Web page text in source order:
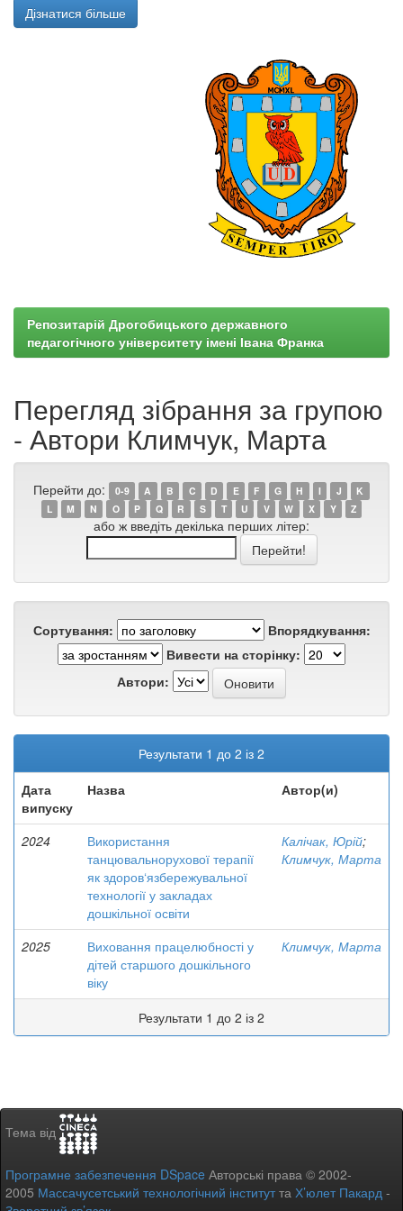
Дізнатися більше
Репозитарій Дрогобицького державного
педагогічного університету імені Івана Франка
Перегляд зібрання за групою
- Автори Климчук, Марта
Перейти до: 0-9 A B C D E F G H I J
K
L
M N O P Q R S T U V W X Y Z
або ж введіть декілька перших літер:
Сортування:
Впорядкування:
Вивести на сторінку:
Автори:
Результати 1 до 2 із 2
Дата
випуску
Назва Автор(и)
2024
Використання
танцювальнорухової терапії
як здоров‘язбережувальної
технології у закладах
дошкільної освіти
Калічак, Юрій;
Климчук, Марта
2025
Виховання працелюбності у
дітей старшого дошкільного
віку
Климчук, Марта
Результати 1 до 2 із 2
Тема від
Програмне забезпечення DSpace Авторські права © 2002-
2005 Массачусетський технологічний інститутта Х’юлет Пакард -